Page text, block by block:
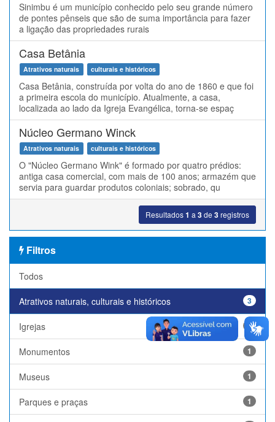
Sinimbu é um município conhecido pelo seu grande número
de pontes pênseis que são de suma importância para fazer
a ligação das propriedades rurais
Casa Betânia
Atrativos naturais culturais e históricos
Casa Betânia, construída por volta do ano de 1860 e que foi
a primeira escola do município. Atualmente, a casa,
localizada ao lado da Igreja Evangélica, torna-se espaç
Núcleo Germano Winck
Atrativos naturais culturais e históricos
O "Núcleo Germano Wink" é formado por quatro prédios:
antiga casa comercial, com mais de 100 anos; armazém que
servia para guardar produtos coloniais; sobrado, qu
Resultados1 a 3de 3registros
Filtros
Todos
3
Atrativos naturais, culturais e históricos
2
Igrejas
1
Monumentos
1
Museus
1
Parques e praças